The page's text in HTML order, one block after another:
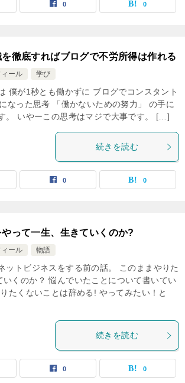
0 0
徹底すればブログで不労所得は作れる
ール 学び
僕が1秒とも働かずに ブログでコンスタント
なった思考 「働かないための努力」 の手に
。 いやーこの思考はマジで大事です。 […]
続きを読む
0 0
って一生、生きていくのか?
ール 物語
ットビジネスをする前の話。 このままやりた
くのか？ 悩んでいたことについて書いてい
たくないことは辞める! やってみたい！と
続きを読む
0 0